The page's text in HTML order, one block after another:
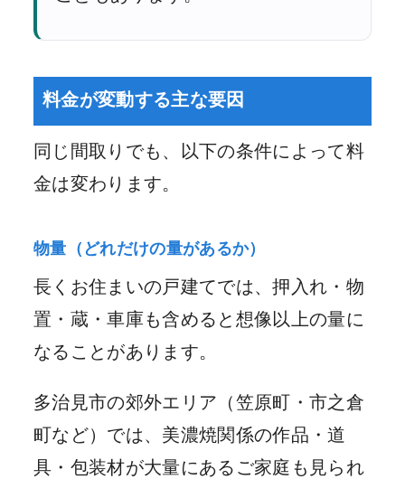
料金が変動する主な要因
同じ間取りでも、以下の条件によって料
金は変わります。
物量（どれだけの量があるか）
長くお住まいの戸建てでは、押入れ・物
置・蔵・車庫も含めると想像以上の量に
なることがあります。
多治見市の郊外エリア（笠原町・市之倉
町など）では、美濃焼関係の作品・道
具・包装材が大量にあるご家庭も見られ